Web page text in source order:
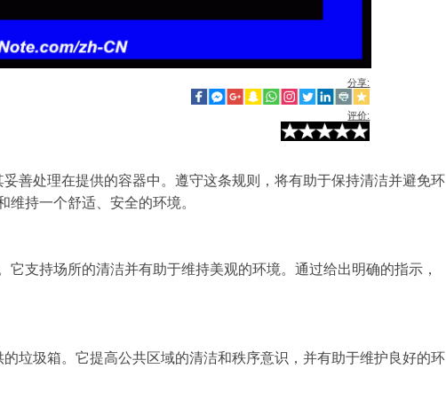
分享:
评价:
善处理在提供的容器中。遵守这条规则，将有助于保持清洁并避免环
持一个舒适、安全的环境。
支持场所的清洁并有助于维持美观的环境。通过给出明确的指示，
垃圾箱。它提高公共区域的清洁和秩序意识，并有助于维护良好的环